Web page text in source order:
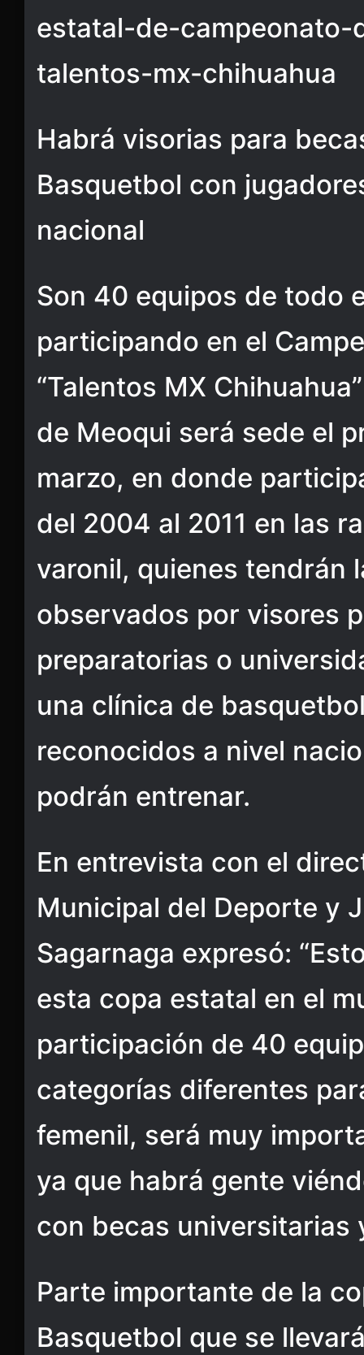
estatal-de-
talentos-mx-chihuahua
Habrá visorias para
Basquetbol con
nacional
Son 40 equipos de todo
participando en el
“Talentos MX
de Meoqui será sede el
marzo, en donde
del 2004 al 2011 en las
varonil, quienes tendrán
observados por visores
preparatorias o
una clínica de
reconocidos a nivel
podrán entrenar.
En entrevista con el
Municipal del Deporte y
Sagarnaga expresó:
esta copa estatal en el
participación de 40
categorías diferentes
femenil, será muy
ya que habrá gente
con becas universitarias
Parte importante de la
Basquetbol que se